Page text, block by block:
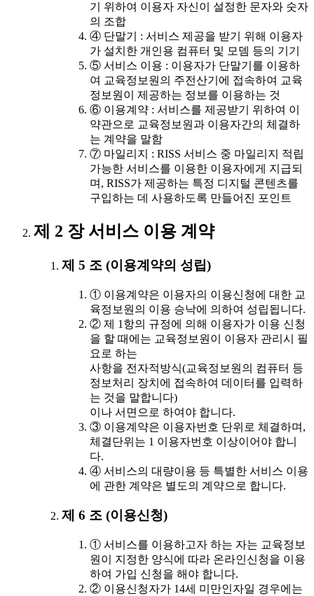
기 위하여 이용자 자신이 설정한 문자와 숫자
의 조합
④ 단말기 : 서비스 제공을 받기 위해 이용자
가 설치한 개인용 컴퓨터 및 모뎀 등의 기기
⑤ 서비스 이용 : 이용자가 단말기를 이용하
여 교육정보원의 주전산기에 접속하여 교육
정보원이 제공하는 정보를 이용하는 것
⑥ 이용계약 : 서비스를 제공받기 위하여 이
약관으로 교육정보원과 이용자간의 체결하
는 계약을 말함
⑦ 마일리지 : RISS 서비스 중 마일리지 적립
가능한 서비스를 이용한 이용자에게 지급되
며, RISS가 제공하는 특정 디지털 콘텐츠를
구입하는 데 사용하도록 만들어진 포인트
제 2 장 서비스 이용 계약
제 5 조 (이용계약의 성립)
① 이용계약은 이용자의 이용신청에 대한 교
육정보원의 이용 승낙에 의하여 성립됩니다.
② 제 1항의 규정에 의해 이용자가 이용 신청
을 할 때에는 교육정보원이 이용자 관리시 필
요로 하는
사항을 전자적방식(교육정보원의 컴퓨터 등
정보처리 장치에 접속하여 데이터를 입력하
는 것을 말합니다)
이나 서면으로 하여야 합니다.
③ 이용계약은 이용자번호 단위로 체결하며,
체결단위는 1 이용자번호 이상이어야 합니
다.
④ 서비스의 대량이용 등 특별한 서비스 이용
에 관한 계약은 별도의 계약으로 합니다.
제 6 조 (이용신청)
① 서비스를 이용하고자 하는 자는 교육정보
원이 지정한 양식에 따라 온라인신청을 이용
하여 가입 신청을 해야 합니다.
② 이용신청자가 14세 미만인자일 경우에는